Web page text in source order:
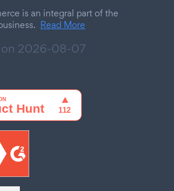
is an integral part of the
Read More
2026-08-07